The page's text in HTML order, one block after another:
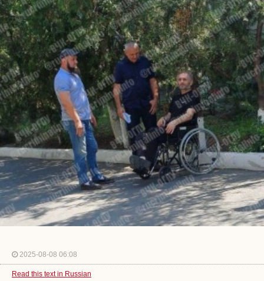
2025-08-08 06:08
Read this text in Russian